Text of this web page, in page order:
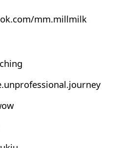
mm.millmilk